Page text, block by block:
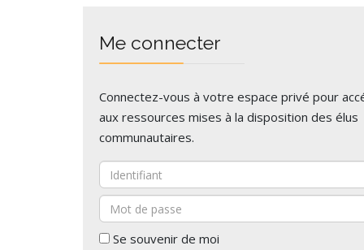
Me connecter
Connectez-vous à votre espace privé pour
aux ressources mises à la disposition des élus
communautaires.
Identifiant
Mot de passe
Se souvenir de moi